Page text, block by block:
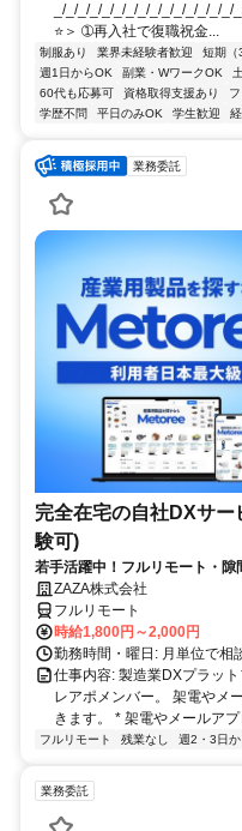
_/_/_/_/_/_/_/_/_/_/_/_/_/_/
⭐＞ ➀再入社で復職祝金...
制服あり 業界未経験者歓迎 短期（
週1日からOK
副業・WワークOK
60代も応募可
資格取得支援あり
学歴不問
平日のみOK 学生歓迎
業務委託
完全在宅の自社DXサ
験可)
若手活躍中！フルリモート・
験からインサイドセールスに挑戦
ZAZA株式会社
フルリモート
時給1,800円～2,000円
勤務時間・曜日: 月単位で相
仕事内容: 製造業DXプラッ
レアポメンバー。 架電やメ
きます。 * 架電やメールア
フルリモート 残業なし 週2・3日
業務委託